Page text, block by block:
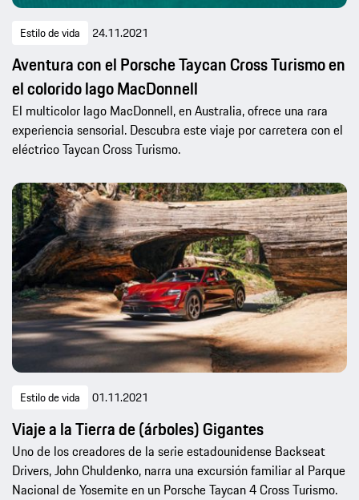
Estilo de vida 24.11.2021
Aventura con el Porsche Taycan Cross Turismo en
el colorido lago MacDonnell
El multicolor lago MacDonnell, en Australia, ofrece una rara
experiencia sensorial. Descubra este viaje por carretera con el
eléctrico Taycan Cross Turismo.
Estilo de vida 01.11.2021
Viaje a la Tierra de (árboles) Gigantes
Uno de los creadores de la serie estadounidense Backseat
Drivers, John Chuldenko, narra una excursión familiar al Parque
Nacional de Yosemite en un Porsche Taycan 4 Cross Turismo.